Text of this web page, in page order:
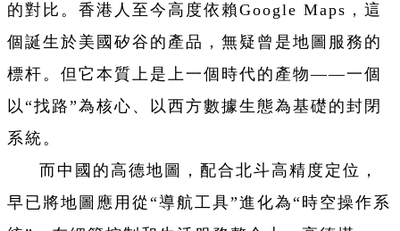
的對比。香港人至今高度依賴Google Maps，這
個誕生於美國矽谷的產品，無疑曾是地圖服務的
標杆。但它本質上是上一個時代的產物——一個
以“找路”為核心、以西方數據生態為基礎的封閉
系統。
而中國的高德地圖，配合北斗高精度定位，
早已將地圖應用從“導航工具”進化為“時空操作系